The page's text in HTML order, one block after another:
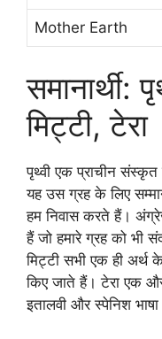
Mother Earth
समानार्थी:
मिट्टी, टेरा
पृथ्वी एक प्राचीन संस्कृत
यह उस ग्रह के लिए
हम निवास करते हैं।
हैं जो हमारे ग्रह को भी
मिट्टी सभी एक ही अर्थ
किए जाते हैं। टेरा एक
इतालवी और स्पेनिश